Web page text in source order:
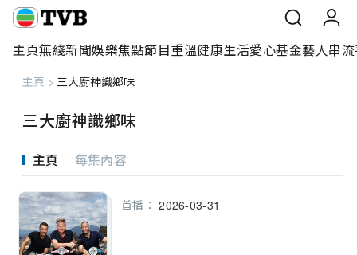
主頁
無綫新聞
娛樂焦點
節目重溫
健康生活
主頁無綫新聞娛樂焦點節目重溫健康生活愛心基金藝人串
主頁 > 三大廚神識鄉味
三大廚神識鄉味
主頁 每集內容
首播： 2026-03-31